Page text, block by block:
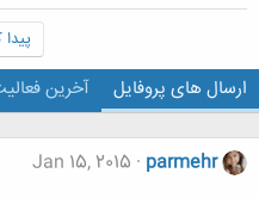
ارسال های پروفایل آخرین
parmehr
Jan 15, 2015